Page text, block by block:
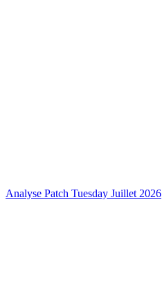
Analyse Patch Tuesday Juillet 2026